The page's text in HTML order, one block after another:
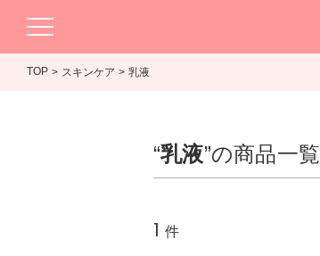
TOP スキンケア 乳液
“乳液”の商品一覧
1 件